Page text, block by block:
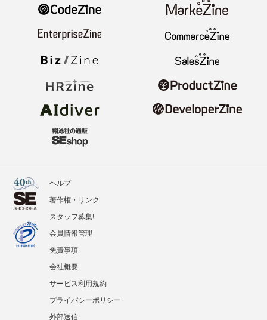
ヘルプ
著作権・リンク
スタッフ募集!
会員情報管理
免責事項
会社概要
サービス利用規約
プライバシーポリシー
外部送信